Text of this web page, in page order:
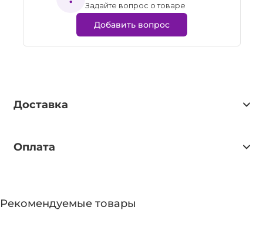
Задайте вопрос о товаре
Добавить вопрос
Доставка
Оплата
Рекомендуемые товары